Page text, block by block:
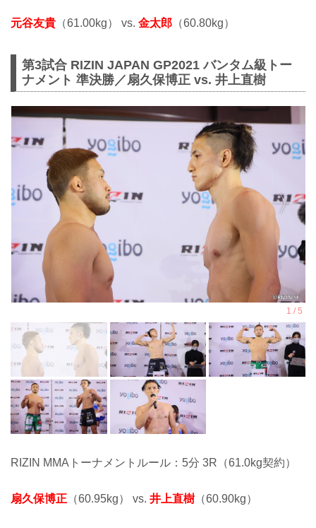
元谷友貴 （61.00kg） vs. 金太郎 （60.80kg）
第3試合 RIZIN JAPAN GP2021 バンタム級トー
ナメント 準決勝／扇久保博正 vs. 井上直樹
RIZIN MMAトーナメントルール：5分 3R（61.0kg契約）
扇久保博正 （60.95kg） vs. 井上直樹 （60.90kg）